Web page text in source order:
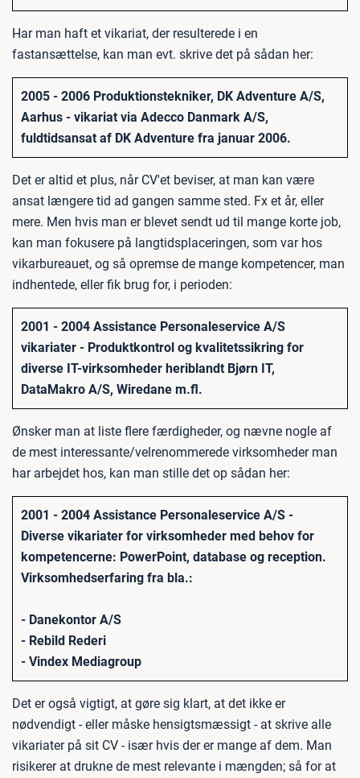
Har man haft et vikariat, der resulterede i en
fastansættelse, kan man evt. skrive det på sådan her:
2005 - 2006 Produktionstekniker, DK Adventure A/S,
Aarhus - vikariat via Adecco Danmark A/S,
fuldtidsansat af DK Adventure fra januar 2006.
Det er altid et plus, når CV'et beviser, at man kan være
ansat længere tid ad gangen samme sted. Fx et år, eller
mere. Men hvis man er blevet sendt ud til mange korte job,
kan man fokusere på langtidsplaceringen, som var hos
vikarbureauet, og så opremse de mange kompetencer, man
indhentede, eller fik brug for, i perioden:
2001 - 2004 Assistance Personaleservice A/S
vikariater - Produktkontrol og kvalitetssikring for
diverse IT-virksomheder heriblandt Bjørn IT,
DataMakro A/S, Wiredane m.fl.
Ønsker man at liste flere færdigheder, og nævne nogle af
de mest interessante/velrenommerede virksomheder man
har arbejdet hos, kan man stille det op sådan her:
2001 - 2004 Assistance Personaleservice A/S -
Diverse vikariater for virksomheder med behov for
kompetencerne: PowerPoint, database og reception.
Virksomhedserfaring fra bla.:
- Danekontor A/S
- Rebild Rederi
- Vindex Mediagroup
Det er også vigtigt, at gøre sig klart, at det ikke er
nødvendigt - eller måske hensigtsmæssigt - at skrive alle
vikariater på sit CV - især hvis der er mange af dem. Man
risikerer at drukne de mest relevante i mængden; så for at